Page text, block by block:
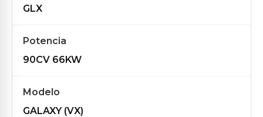
GLX
Potencia
90CV 66KW
Modelo
GALAXY (VX)